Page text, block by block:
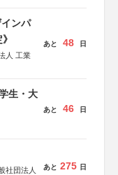
ンパ
人 工業
あと 48 日
生・大
あと 46 日
社団法人
あと 275 日